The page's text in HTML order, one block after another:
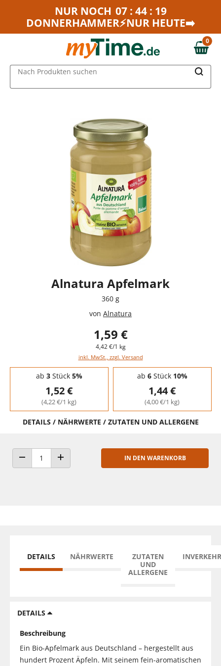
Zum Hauptinhalt springen
Zur Navigation springen
NUR NOCH 07 : 44 : 19
DONNERHAMMER⚡NUR HEUTE➡️
0,00 €
0
Nach Produkten suchen
Alnatura Apfelmark
360 g
von Alnatura
1,59 €
4,42 €/1 kg
inkl. MwSt., zzgl. Versand
Staffelpreise - Mengenrabatt
ab 3Stück 5%
1,52 €
(4,22 €/1 kg)
ab 6Stück 10%
1,44 €
(4,00 €/1 kg)
DETAILS / NÄHRWERTE / ZUTATEN UND ALLERGENE
ANZAHL VERRINGERNANZAHL ERHÖHEN
IN DEN WARENKORB
DETAILS NÄHRWERTE
ZUTATEN
UND
ALLERGENE
DETAILS
Beschreibung
Ein Bio-Apfelmark aus Deutschland – hergestellt aus
hundert Prozent Äpfeln. Mit seinem fein-aromatischen